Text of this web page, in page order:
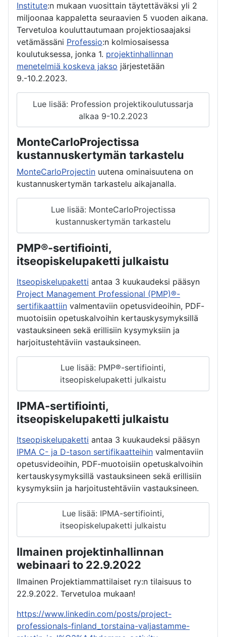
Institute:n mukaan vuosittain täytettäväksi yli 2
miljoonaa kappaletta seuraavien 5 vuoden aikana.
Tervetuloa kouluttautumaan projektiosaajaksi
vetämässäni Professio:n kolmiosaisessa
koulutuksessa, jonka 1. projektinhallinnan
menetelmiä koskeva jakso järjestetään
9.-10.2.2023.
Lue lisää: Profession projektikoulutussarja
alkaa 9-10.2.2023
MonteCarloProjectissa
kustannuskertymän tarkastelu
MonteCarloProjectin uutena ominaisuutena on
kustannuskertymän tarkastelu aikajanalla.
Lue lisää: MonteCarloProjectissa
kustannuskertymän tarkastelu
PMP®-sertifiointi,
itseopiskelupaketti julkaistu
Itseopiskelupaketti antaa 3 kuukaudeksi pääsyn
Project Management Professional (PMP)®-
sertifikaattiin valmentaviin opetusvideoihin, PDF-
muotoisiin opetuskalvoihin kertauskysymyksillä
vastauksineen sekä erillisiin kysymyksiin ja
harjoitustehtäviin vastauksineen.
Lue lisää: PMP®-sertifiointi,
itseopiskelupaketti julkaistu
IPMA-sertifiointi,
itseopiskelupaketti julkaistu
Itseopiskelupaketti antaa 3 kuukaudeksi pääsyn
IPMA C- ja D-tason sertifikaatteihin valmentaviin
opetusvideoihin, PDF-muotoisiin opetuskalvoihin
kertauskysymyksillä vastauksineen sekä erillisiin
kysymyksiin ja harjoitustehtäviin vastauksineen.
Lue lisää: IPMA-sertifiointi,
itseopiskelupaketti julkaistu
Ilmainen projektinhallinnan
webinaari to 22.9.2022
Ilmainen Projektiammattilaiset ry:n tilaisuus to
22.9.2022. Tervetuloa mukaan!
https://www.linkedin.com/posts/project-
professionals-finland_torstaina-valjastamme-